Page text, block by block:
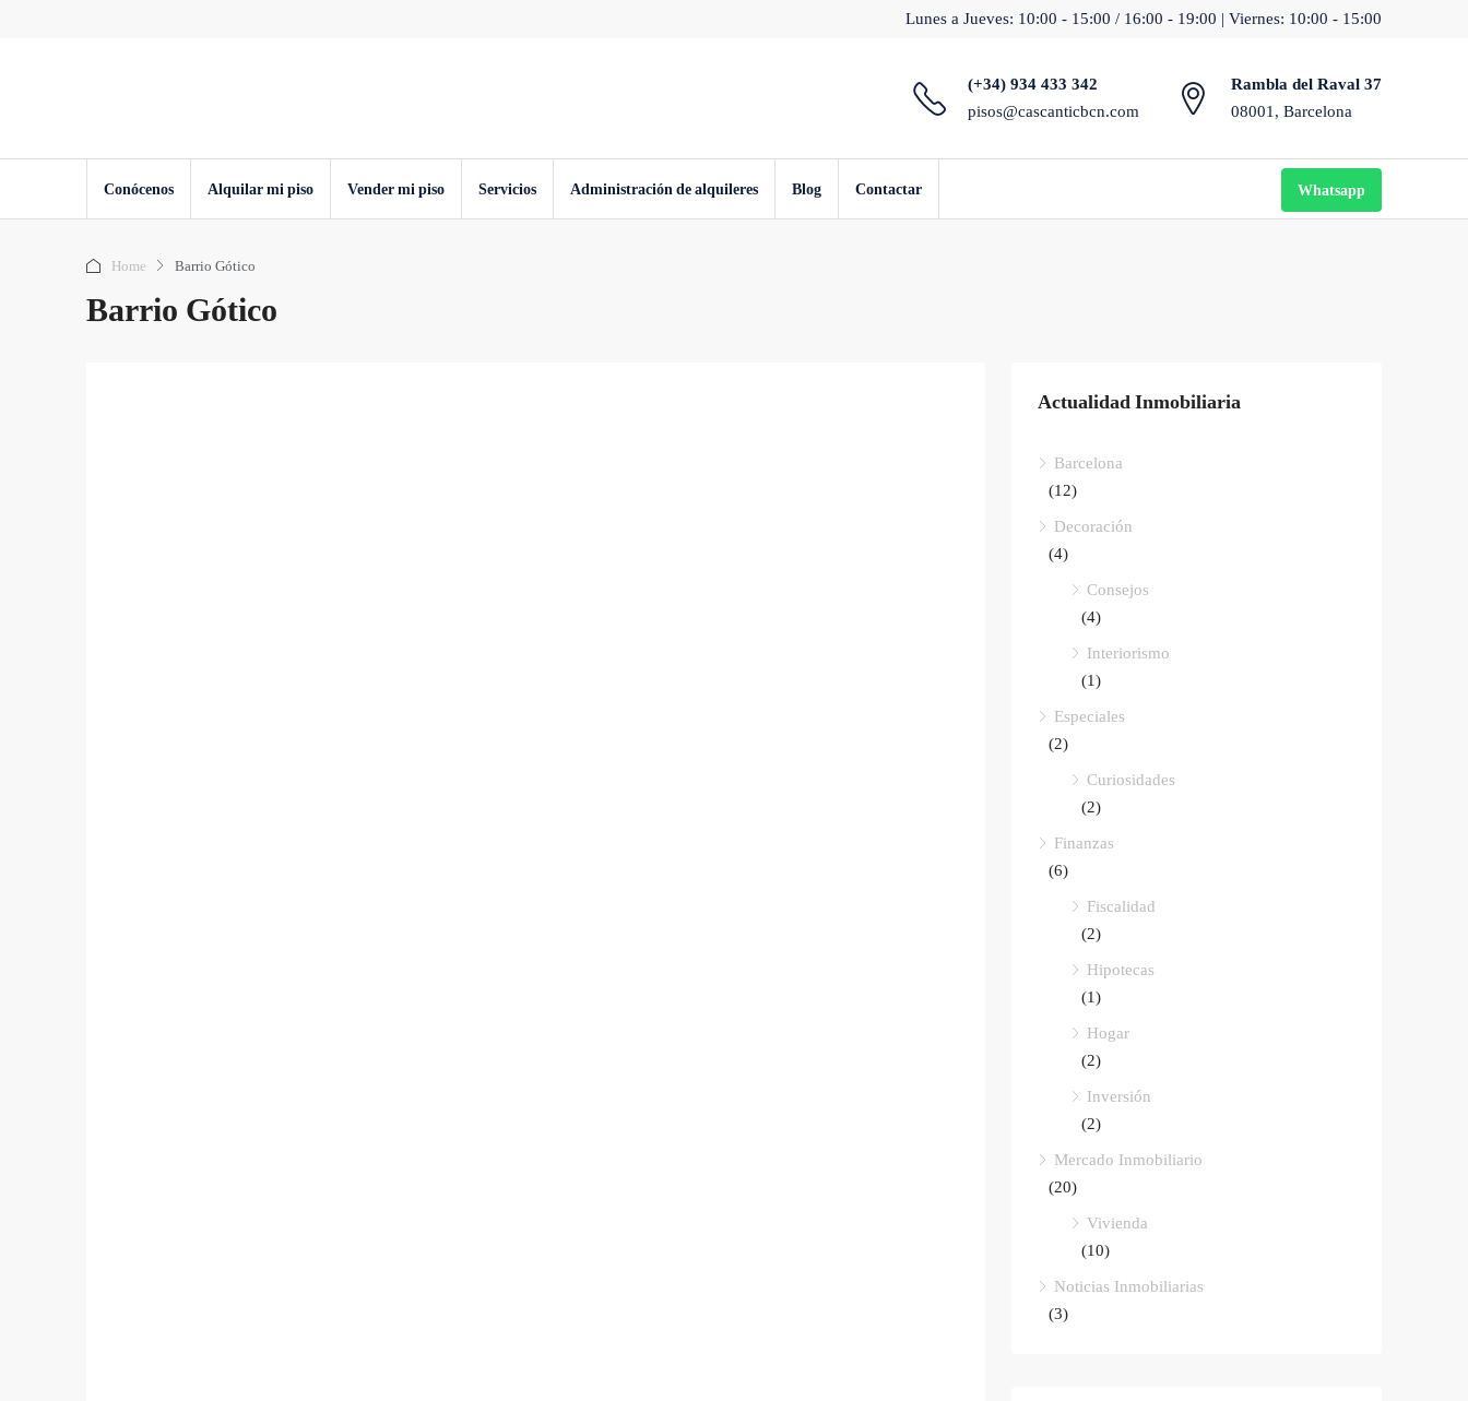
Lunes a Jueves: 10:00 - 15:00 / 16:00 - 19:00 | Viernes: 10:00 - 15:00
(+34) 934 433 342
pisos@cascanticbcn.com
Rambla del Raval 37
08001, Barcelona
Conócenos Alquilar mi piso Vender mi piso Servicios Administración de alquileres Blog Contactar Whatsapp
Home Barrio Gótico
Barrio Gótico
Actualidad Inmobiliaria
Barcelona
(12)
Decoración
(4)
Consejos
(4)
Interiorismo
(1)
Especiales
(2)
Curiosidades
(2)
Finanzas
(6)
Fiscalidad
(2)
Hipotecas
(1)
Hogar
(2)
Inversión
(2)
Mercado Inmobiliario
(20)
Vivienda
(10)
Noticias Inmobiliarias
(3)